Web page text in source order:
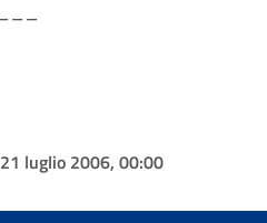
21 luglio 2006, 00:00